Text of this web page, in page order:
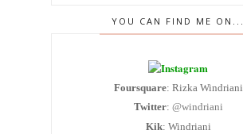
YOU CAN FIND ME ON...
Foursquare: Rizka Windriani
Twitter: @windriani
Kik: Windriani